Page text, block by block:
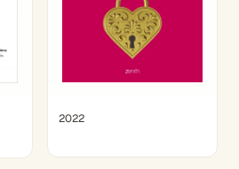
2022